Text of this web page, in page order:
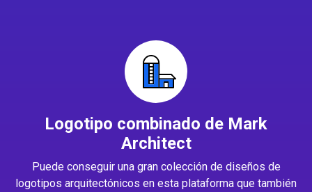
Logotipo combinado de Mark
Architect
Puede conseguir una gran colección de diseños de
logotipos arquitectónicos en esta plataforma que también